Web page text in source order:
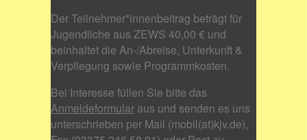
Der Teilnehmer*innenbeitrag beträgt für
Jugendliche aus ZEWS 40,00 € und
beinhaltet die An-/Abreise, Unterkunft &
Verpflegung sowie Programmkosten.
Bei Interesse füllen Sie bitte das
Anmeldeformular aus und senden es uns
unterschrieben per Mail (mobil(at)kjv.de),